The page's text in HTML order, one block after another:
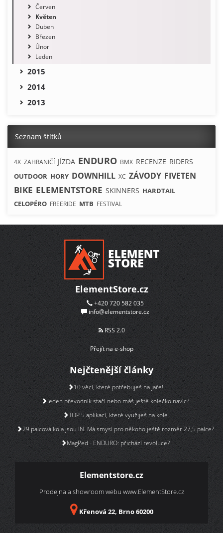
Červen
Květen
Duben
Březen
Únor
Leden
2015
2014
2013
Seznam štítků
4X ZAHRANIČÍ JÍZDA ENDURO BMX RECENZE RIDERS
OUTDOOR HORY DOWNHILL XC ZÁVODY FIVETEN
BIKE ELEMENTSTORE SKINNERS HARDTAIL
CELOPÉRO FREERIDE MTB FESTIVAL
ElementStore.cz
+420 720 582 035
info@elementstore.cz
RSS 2.0
Přejít na e-shop
Nejčtenější články
10 věcí, které potřebuješ na jaře!
Jeden převodník stačí nebo máš ještě kolečko navíc?
TOP 5 aplikací, které využiješ na kole
29 palcová kola jsou IN. Má smysl pro někoho ještě rozměr 27,5 palce?
MagPed - ENDURO: přichází revoluce?
Elementstore.cz
Prodejna a showroom webu www.ElementStore.cz
Křenová 22, Brno 60200